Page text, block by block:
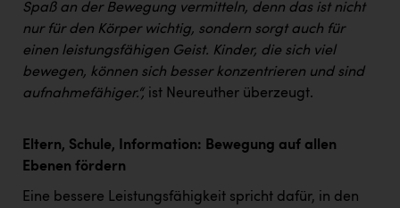
Spaß an der Bewegung vermitteln, denn das ist nicht
nur für den Körper wichtig, sondern sorgt auch für
einen leistungsfähigen Geist. Kinder, die sich viel
bewegen, können sich besser konzentrieren und sind
aufnahmefähiger.“, ist Neureuther überzeugt.
Eltern, Schule, Information: Bewegung auf allen
Ebenen fördern
Eine bessere Leistungsfähigkeit spricht dafür, in den